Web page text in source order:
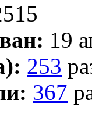
19
253
367